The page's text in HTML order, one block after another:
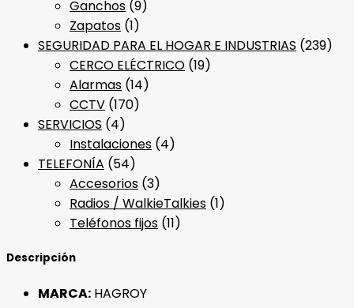
Ganchos (9)
Zapatos (1)
SEGURIDAD PARA EL HOGAR E INDUSTRIAS (239)
CERCO ELÉCTRICO (19)
Alarmas (14)
CCTV (170)
SERVICIOS (4)
Instalaciones (4)
TELEFONÍA (54)
Accesorios (3)
Radios / WalkieTalkies (1)
Teléfonos fijos (11)
Descripción
MARCA: HAGROY